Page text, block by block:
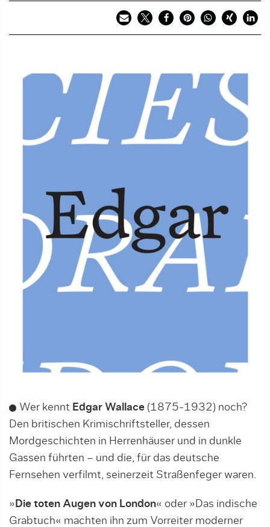
Wer kennt Edgar Wallace (1875-1932) noch?
Den britischen Krimischriftsteller, dessen
Mordgeschichten in Herrenhäuser und in dunkle
Gassen führten – und die, für das deutsche
Fernsehen verfilmt, seinerzeit Straßenfeger waren.
» Die toten Augen von London« oder »Das indische
Grabtuch« machten ihn zum Vorreiter moderner